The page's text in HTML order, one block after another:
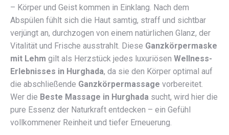
– Körper und Geist kommen in Einklang. Nach dem
Abspülen fühlt sich die Haut samtig, straff und sichtbar
verjüngt an, durchzogen von einem natürlichen Glanz, der
Vitalität und Frische ausstrahlt. Diese Ganzkörpermaske
mit Lehm gilt als Herzstück jedes luxuriösen Wellness-
Erlebnisses in Hurghada, da sie den Körper optimal auf
die abschließende Ganzkörpermassage vorbereitet.
Wer die Beste Massage in Hurghada sucht, wird hier die
pure Essenz der Naturkraft entdecken – ein Gefühl
vollkommener Reinheit und tiefer Erneuerung.